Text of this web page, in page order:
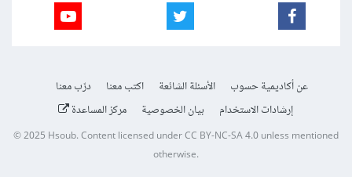
عن أكاديمية حسوب الأسئلة الشائعة اكتب معنا
درّب معنا
إرشادات الاستخدام
بيان الخصوصية مركز المساعدة
© 2025Hsoub.Content licensed underCC BY-NC-SA 4.0unless mentioned
otherwise.